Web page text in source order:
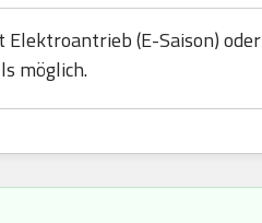
Elektroantrieb (E-Saison) oder
möglich.